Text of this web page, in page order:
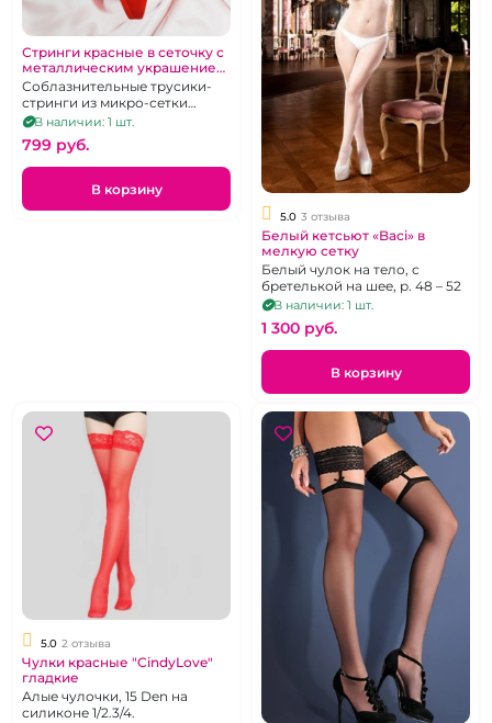
Стринги красные в сеточку с
металлическим украшением
бахрома размер M
Соблазнительные трусики-
стринги из микро-сетки
красного цвета, украшенные
металлической бахромой.
Размер М.
В наличии: 1 шт.
799 pуб.
В корзину
5.0 3 отзыва
Белый кетсьют «Baci» в
мелкую сетку
Белый чулок на тело, с
бретелькой на шее, р. 48 – 52
В наличии: 1 шт.
1 300 pуб.
В корзину
5.0 2 отзыва
Чулки красные "CindyLove"
гладкие
Алые чулочки, 15 Den на
силиконе 1/2.3/4.